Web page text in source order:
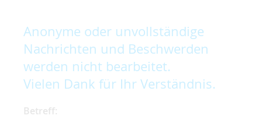
Anonyme oder unvollständige
Nachrichten und Beschwerden
werden nicht bearbeitet.
Vielen Dank für Ihr Verständnis.
Betreff: